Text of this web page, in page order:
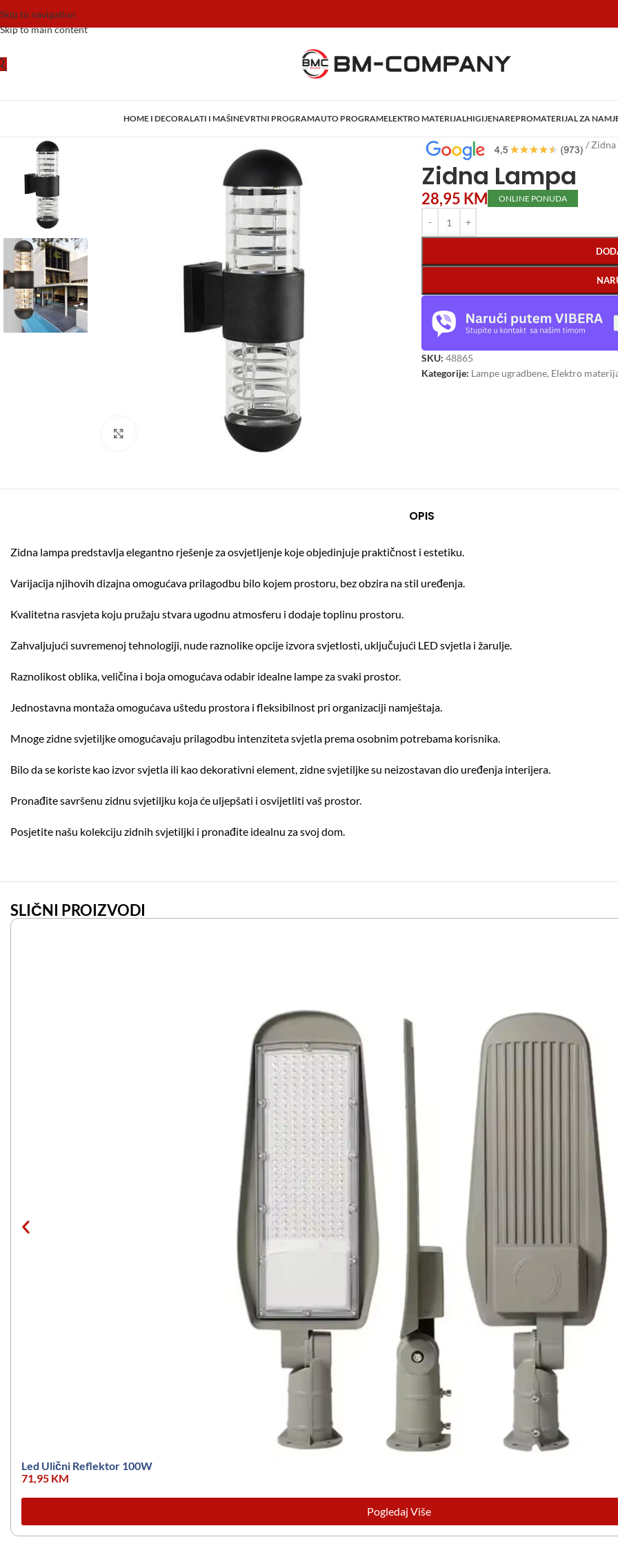
Skip to navigation
Skip to main content
HOME I DECORALATI I MAŠINEVRTNI PROGRAMAUTO PROGRAMELEKTRO MATERIJALHIGIJENAREPROMATERIJAL ZA
Početna/Rasvjeta / Lampe ugradbene / Zidna
Zidna Lampa
28,95 KM ONLINE PONUDA
SKU: 48865
Kategorije: Lampe ugradbene, Elektro
OPIS
Zidna lampa predstavlja elegantno rješenje za osvjetljenje koje objedinjuje praktičnost i estetiku.
Varijacija njihovih dizajna omogućava prilagodbu bilo kojem prostoru, bez obzira na stil uređenja.
Kvalitetna rasvjeta koju pružaju stvara ugodnu atmosferu i dodaje toplinu prostoru.
Zahvaljujući suvremenoj tehnologiji, nude raznolike opcije izvora svjetlosti, uključujući LED svjetla i žarulje.
Raznolikost oblika, veličina i boja omogućava odabir idealne lampe za svaki prostor.
Jednostavna montaža omogućava uštedu prostora i fleksibilnost pri organizaciji namještaja.
Mnoge zidne svjetiljke omogućavaju prilagodbu intenziteta svjetla prema osobnim potrebama korisnika.
Bilo da se koriste kao izvor svjetla ili kao dekorativni element, zidne svjetiljke su neizostavan dio uređenja interijera.
Pronađite savršenu zidnu svjetiljku koja će uljepšati i osvijetliti vaš prostor.
Posjetite našu kolekciju zidnih svjetiljki i pronađite idealnu za svoj dom.
SLIČNI PROIZVODI
Led Ulični Reflektor 100W
71,95 KM
Pogledaj Više